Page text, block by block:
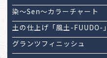
染～Sen～カラーチャート
土の仕上げ「風土-FUUDO-」
グランツフィニッシュ